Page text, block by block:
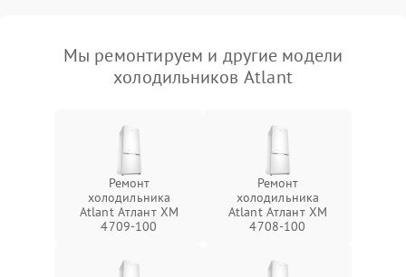
Мы ремонтируем и другие модели
холодильников Atlant
Ремонт
холодильника
Atlant Атлант XM
4709-100
Ремонт
холодильника
Atlant Атлант XM
4708-100